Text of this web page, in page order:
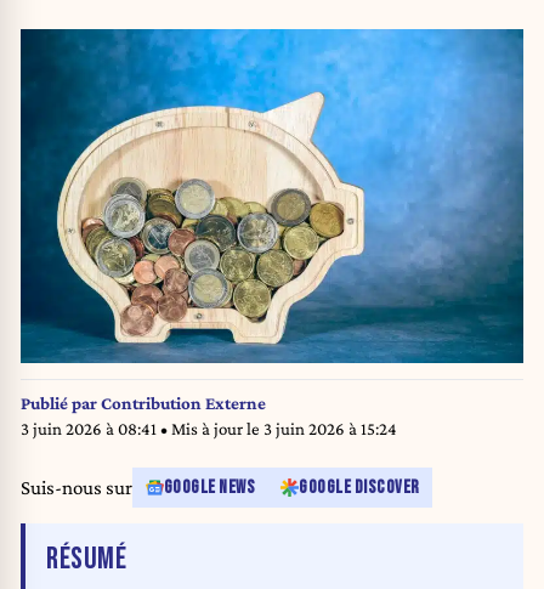
Publié parContribution Externe
3 juin 2026 à 08:41 • Mis à jour le 3 juin 2026 à 15:24
Suis-nous sur GOOGLE NEWS GOOGLE DISCOVER
RÉSUMÉDE L'ARTICLE